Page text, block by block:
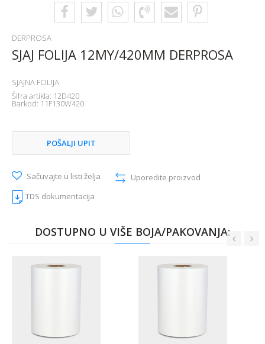
DERPROSA
SJAJ FOLIJA 12MY/420MM DERPROSA
SJAJNA FOLIJA
Šifra artikla: 12D420
Barkod: 11F130W420
POŠALJI UPIT
Sačuvajte u listi želja
Uporedite proizvod
TDS dokumentacija
DOSTUPNO U VIŠE BOJA/PAKOVANJA: